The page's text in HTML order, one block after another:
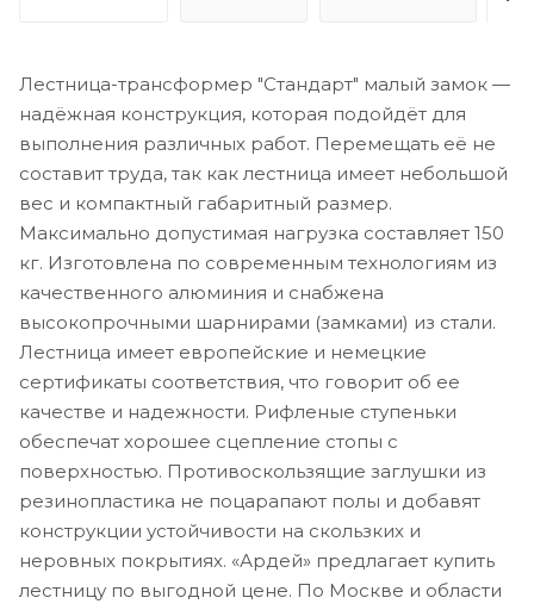
Лестница-трансформер "Стандарт" малый замок —
надёжная конструкция, которая подойдёт для
выполнения различных работ. Перемещать её не
составит труда, так как лестница имеет небольшой
вес и компактный габаритный размер.
Максимально допустимая нагрузка составляет 150
кг. Изготовлена по современным технологиям из
качественного алюминия и снабжена
высокопрочными шарнирами (замками) из стали.
Лестница имеет европейские и немецкие
сертификаты соответствия, что говорит об ее
качестве и надежности. Рифленые ступеньки
обеспечат хорошее сцепление стопы с
поверхностью. Противоскользящие заглушки из
резинопластика не поцарапают полы и добавят
конструкции устойчивости на скользких и
неровных покрытиях. «Ардей» предлагает купить
лестницу по выгодной цене. По Москве и области